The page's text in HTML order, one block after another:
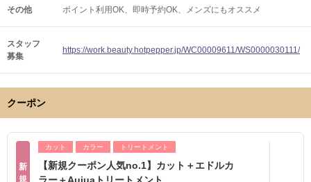
その他 ポイント利用OK 即時予約OK メンズにもオススメ
スタッフ
募集
https://work.beauty.hotpepper.jp/WC00009611/WS0000030111/
クーポン
新
規
カット カラー トリートメント
【新規クーポン人気no.1】カット＋エドルカ